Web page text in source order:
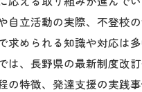
自立活動の実際、不登校
求められる知識や対応は
は、長野県の最新制度改
の特徴、発達支援の実践